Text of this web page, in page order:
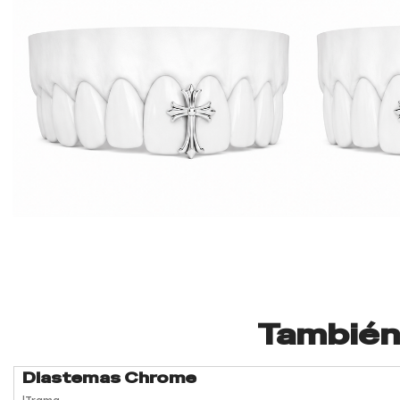
-40%OFF
Diastemas Chrome